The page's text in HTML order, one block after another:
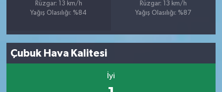
Rüzgar: 13 km/h
Yağış Olasılığı: %84
Rüzgar: 13 km/h
Yağış Olasılığı: %87
Çubuk Hava Kalitesi
İyi